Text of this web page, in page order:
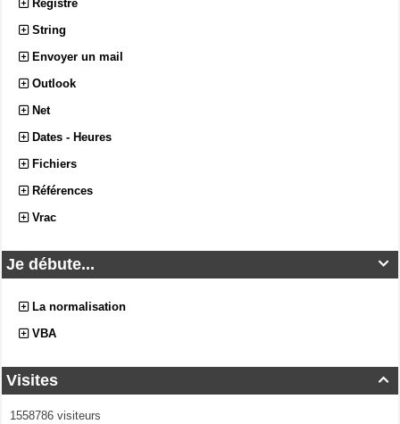
Registre
String
Envoyer un mail
Outlook
Net
Dates - Heures
Fichiers
Références
Vrac

Je débute...
La normalisation
VBA

Visites
1558786 visiteurs